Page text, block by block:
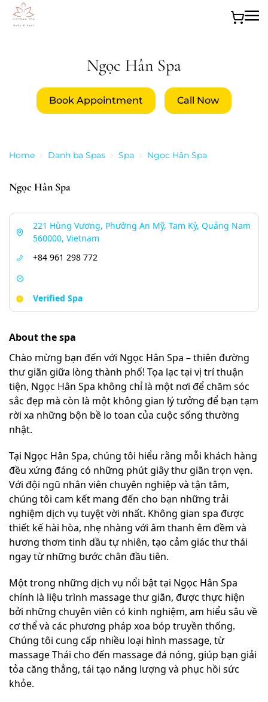
Ngọc Hân Spa
Book Appointment Call Now
Home Danh bạ Spas Spa Ngọc Hân Spa
Ngọc Hân Spa
221 Hùng Vương, Phường An Mỹ, Tam Kỳ, Quảng Nam
560000, Vietnam
+84 961 298 772
Verified Spa
About the spa
Chào mừng bạn đến với Ngọc Hân Spa – thiên đường
thư giãn giữa lòng thành phố! Tọa lạc tại vị trí thuận
tiện, Ngọc Hân Spa không chỉ là một nơi để chăm sóc
sắc đẹp mà còn là một không gian lý tưởng để bạn tạm
rời xa những bộn bề lo toan của cuộc sống thường
nhật.
Tại Ngọc Hân Spa, chúng tôi hiểu rằng mỗi khách hàng
đều xứng đáng có những phút giây thư giãn trọn vẹn.
Với đội ngũ nhân viên chuyên nghiệp và tận tâm,
chúng tôi cam kết mang đến cho bạn những trải
nghiệm dịch vụ tuyệt vời nhất. Không gian spa được
thiết kế hài hòa, nhẹ nhàng với âm thanh êm đềm và
hương thơm tinh dầu tự nhiên, tạo cảm giác thư thái
ngay từ những bước chân đầu tiên.
Một trong những dịch vụ nổi bật tại Ngọc Hân Spa
chính là liệu trình massage thư giãn, được thực hiện
bởi những chuyên viên có kinh nghiệm, am hiểu sâu về
cơ thể và các phương pháp xoa bóp truyền thống.
Chúng tôi cung cấp nhiều loại hình massage, từ
massage Thái cho đến massage đá nóng, giúp bạn giải
tỏa căng thẳng, tái tạo năng lượng và phục hồi sức
khỏe.